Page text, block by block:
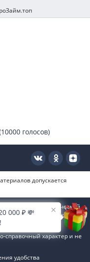
10000 голосов)
допускается
юридический
округ Коньково,
характер и не
удобства
000 ₽ 💸